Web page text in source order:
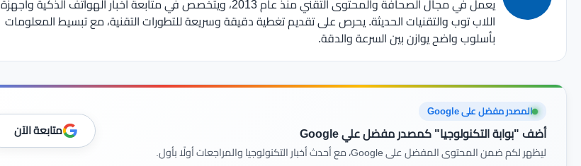
اللاب توب والتقنيات الحديثة. يحرص على تقديم تغطية دقيقة وسريعة للتطورات التقنية، مع تبسيط المعلومات
بأسلوب واضح يوازن بين السرعة والدقة.
المصدر مفضل على Google
أضف "بوابة التكنولوجيا" كمصدر مفضل علي Google
ليظهر لكم ضمن المحتوى المفضل على Google، مع أحدث أخبار التكنولوجيا والمراجعات أولًا بأول.
متابعة الآن